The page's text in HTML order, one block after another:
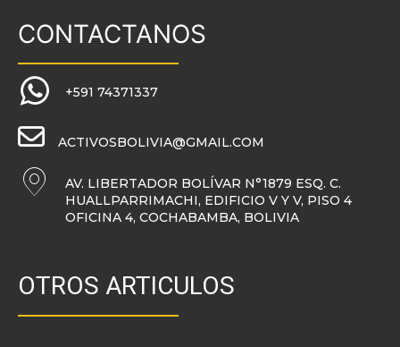
CONTACTANOS
+591 74371337
ACTIVOSBOLIVIA@GMAIL.COM
AV. LIBERTADOR BOLÍVAR N°1879 ESQ. C.
HUALLPARRIMACHI, EDIFICIO V Y V, PISO 4
OFICINA 4, COCHABAMBA, BOLIVIA
OTROS ARTICULOS